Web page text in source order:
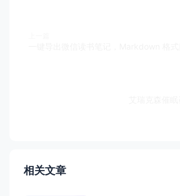
相关文章